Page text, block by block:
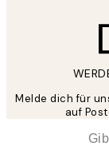
Melde dich für
auf